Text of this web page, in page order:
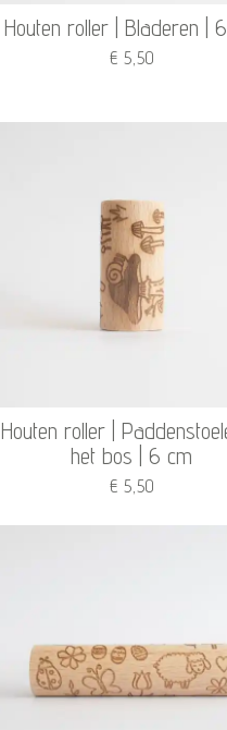
Houten roller | Bladeren |
€ 5,50
Houten roller |
het bos | 6 cm
€ 5,50